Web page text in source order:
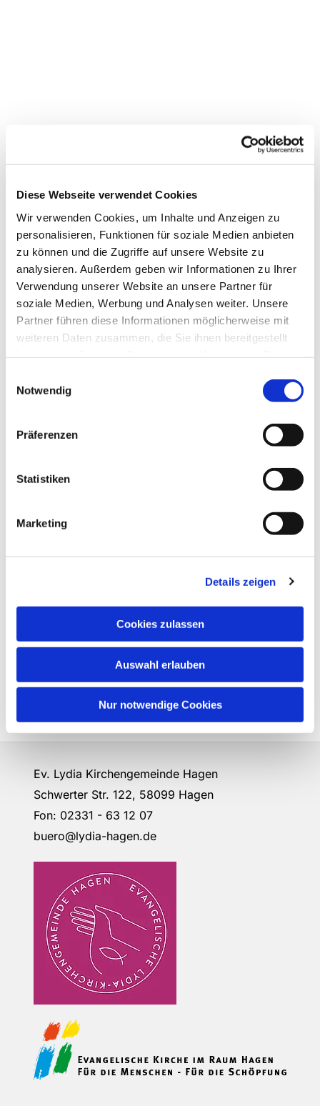
Diese Webseite verwendet Cookies
Wir verwenden Cookies, um Inhalte und Anzeigen zu
personalisieren, Funktionen für soziale Medien anbieten
zu können und die Zugriffe auf unsere Website zu
analysieren. Außerdem geben wir Informationen zu Ihrer
Verwendung unserer Website an unsere Partner für
soziale Medien, Werbung und Analysen weiter. Unsere
Partner führen diese Informationen möglicherweise mit
weiteren Daten zusammen, die Sie ihnen bereitgestellt
Notwendig
Präferenzen
Statistiken
Marketing
Details zeigen
Cookies zulassen
Auswahl erlauben
Nur notwendige Cookies
Dies könnte Sie auch
interessieren
Ev. Lydia Kirchengemeinde Hagen
Schwerter Str. 122, 58099 Hagen
Fon: 02331 - 63 12 07
buero@lydia-hagen.de